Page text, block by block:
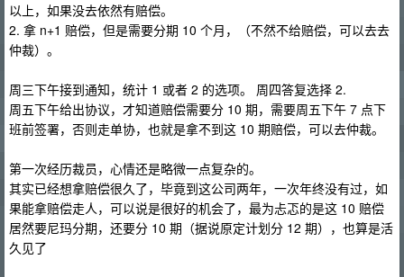
以上，如果没去依然有赔偿。
2. 拿 n+1 赔偿，但是需要分期 10 个月，（不然不给赔偿，可以去去
仲裁）。
周三下午接到通知，统计 1 或者 2 的选项。 周四答复选择 2.
周五下午给出协议，才知道赔偿需要分 10 期，需要周五下午 7 点下
班前签署，否则走单协，也就是拿不到这 10 期赔偿，可以去仲裁。
第一次经历裁员，心情还是略微一点复杂的。
其实已经想拿赔偿很久了，毕竟到这公司两年，一次年终没有过，如
果能拿赔偿走人，可以说是很好的机会了，最为忐忑的是这 10 赔偿
居然要尼玛分期，还要分 10 期（据说原定计划分 12 期），也算是活
久见了